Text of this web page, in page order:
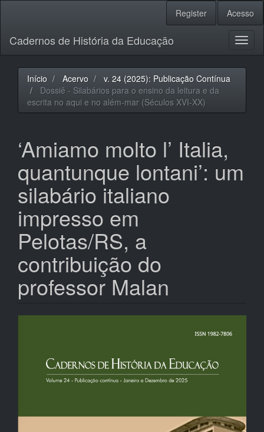
principal
Barra
Lateral
Register Acesso
Cadernos de História da Educação
Início Acervo
v. 24 (2025): Publicação Contínua
Dossiê - Silabários para o ensino da leitura e da
escrita no aqui e no além-mar (Séculos XVI-XX)
‘Amiamo molto l’ Italia,
quantunque lontani’: um
silabário italiano
impresso em
Pelotas/RS, a
contribuição do
professor Malan
artigos